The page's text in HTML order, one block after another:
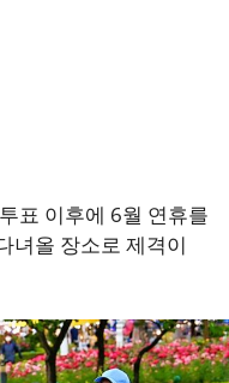
표 이후에 6월 연휴를
녀올 장소로 제격이